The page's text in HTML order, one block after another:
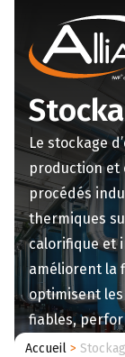
Le stockage
production et
procédés
thermiques
calorifique et
améliorent la
optimisent
fiables,
Accueil >